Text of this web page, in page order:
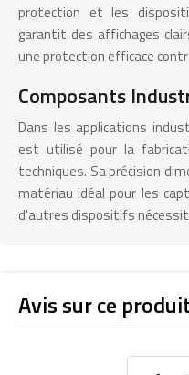
protection et les
garantit des affichages
une protection efficace
Composants
Dans les applications
est utilisé pour la
techniques. Sa précision
matériau idéal pour les
d'autres dispositifs
Avis sur ce produit